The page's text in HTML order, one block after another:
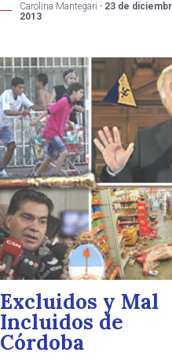
Carolina Mantegari - 23 de
2013
Excluidos y Mal
Incluidos de
Córdoba